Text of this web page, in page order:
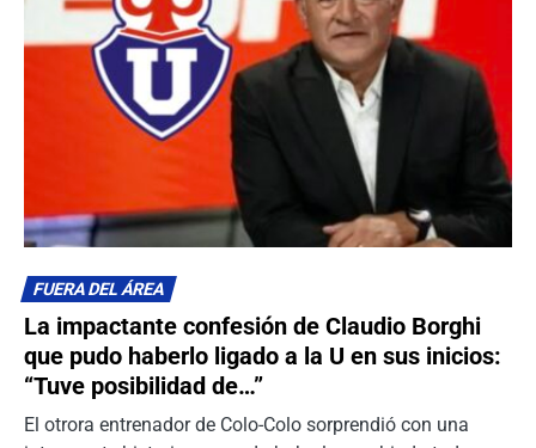
FUERA DEL ÁREA
La impactante confesión de Claudio Borghi
que pudo haberlo ligado a la U en sus inicios:
“Tuve posibilidad de…”
El otrora entrenador de Colo-Colo sorprendió con una